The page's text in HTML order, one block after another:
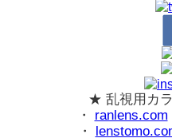
★ 乱視用カ
・ ranlens.com
・